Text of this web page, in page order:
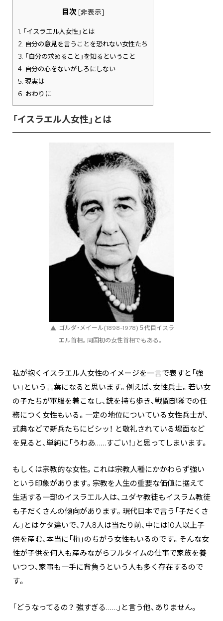
目次 [非表示]
1. 「イスラエル人女性」とは
2. 自分の意見を言うことを恐れない女性たち
3. 「自分の求めること」を知るということ
4. 自分の心をないがしろにしない
5. 現実は
6. おわりに
「イスラエル人女性」とは
ゴルダ・メイール(1898-1978)５代目イスラ
エル首相。同国初の女性首相でもある。
私が抱くイスラエル人女性のイメージを一言で表すと「強
い」という言葉になると思います。例えば、女性兵士。若い女
の子たちが軍服を着こなし、銃を持ち歩き、戦闘部隊での任
務につく女性もいる。一定の地位についている女性兵士が、
式典などで新兵たちにビシッ！ と敬礼されている場面など
を見ると、単純に「うわあ……すごい！」と思ってしまいます。
もしくは宗教的な女性。これは宗教人種にかかわらず強い
という印象があります。宗教を人生の重要な価値に据えて
生活する一部のイスラエル人は、ユダヤ教徒もイスラム教徒
も子だくさんの傾向があります。現代日本で言う「子だくさ
ん」とはケタ違いで、7人8人は当たり前、中には10人以上子
供を産む、本当に「桁」のちがう女性もいるのです。そんな女
性が子供を何人も産みながらフルタイムの仕事で家族を養
いつつ、家事も一手に背負うという人も多く存在するので
す。
「どうなってるの？ 強すぎる……」と言う他、ありません。